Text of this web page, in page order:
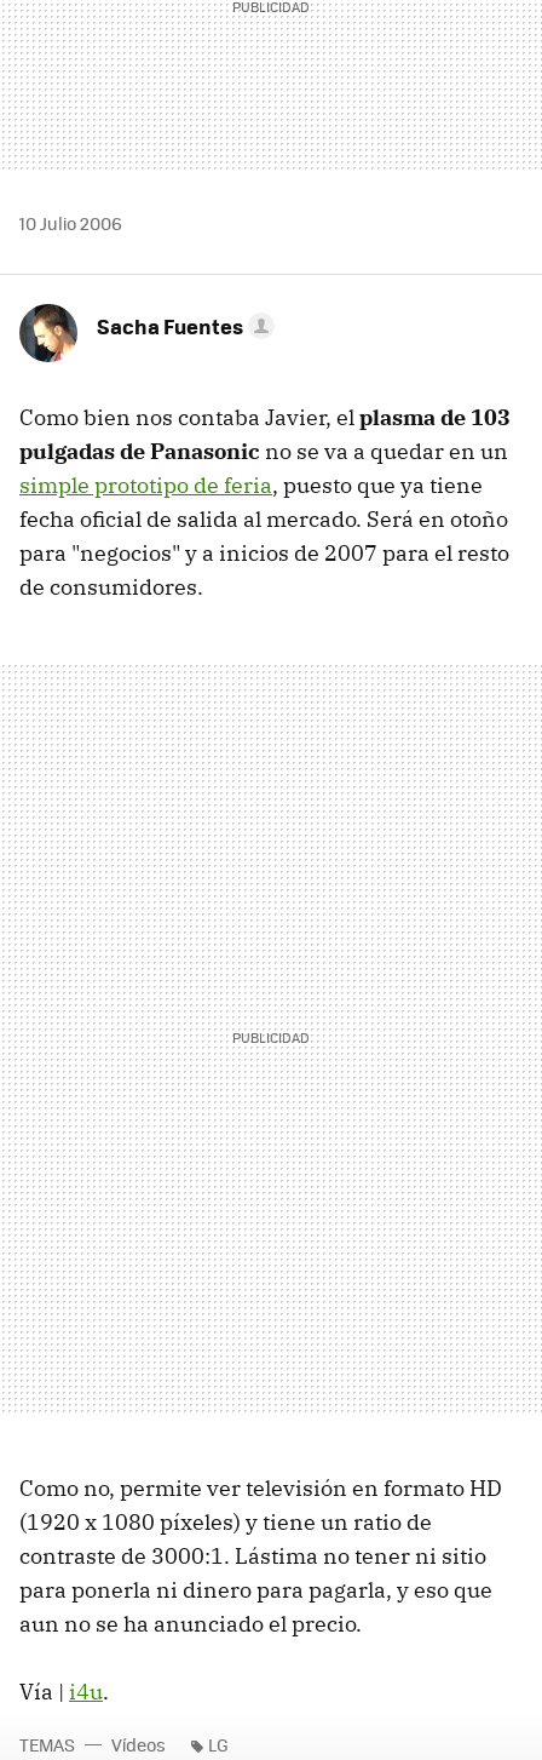
10 Julio 2006
Sacha Fuentes
Como bien nos contaba Javier, elplasma de 103
pulgadas de Panasonic no se va a quedar en un
simple prototipo de feria, puesto que ya tiene
fecha oficial de salida al mercado. Será en otoño
para "negocios" y a inicios de 2007 para el resto
de consumidores.
Como no, permite ver televisión en formato HD
(1920 x 1080 píxeles) y tiene un ratio de
contraste de 3000:1. Lástima no tener ni sitio
para ponerla ni dinero para pagarla, y eso que
aun no se ha anunciado el precio.
Vía | i4u.
TEMAS Vídeos LG